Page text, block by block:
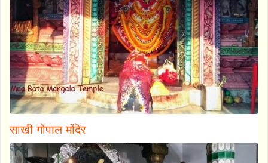
साखी गोपाल मंदिर